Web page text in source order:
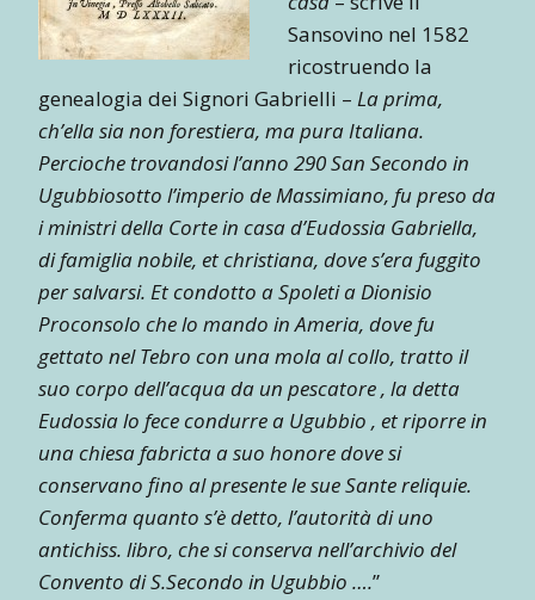
Sansovino nel 1582
ricostruendo la
genealogia dei Signori Gabrielli – La prima,
ch’ella sia non forestiera, ma pura Italiana.
Percioche trovandosi l’anno 290 San Secondo in
Ugubbiosotto l’imperio de Massimiano, fu preso da
i ministri della Corte in casa d’Eudossia Gabriella,
di famiglia nobile, et christiana, dove s’era fuggito
per salvarsi. Et condotto a Spoleti a Dionisio
Proconsolo che lo mando in Ameria, dove fu
gettato nel Tebro con una mola al collo, tratto il
suo corpo dell’acqua da un pescatore , la detta
Eudossia lo fece condurre a Ugubbio , et riporre in
una chiesa fabricta a suo honore dove si
conservano fino al presente le sue Sante reliquie.
Conferma quanto s’è detto, l’autorità di uno
antichiss. libro, che si conserva nell’archivio del
Convento di S.Secondo in Ugubbio ….”